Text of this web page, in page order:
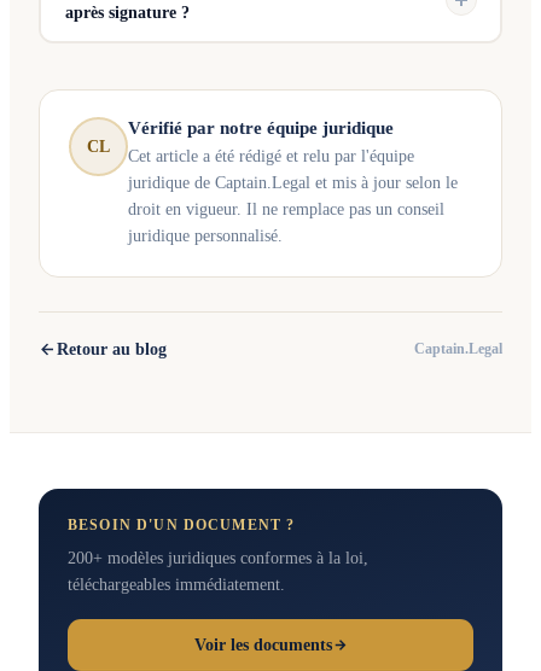
après signature ?
CL
Vérifié par notre équipe juridique
Cet article a été rédigé et relu par l'équipe
juridique de Captain.Legal et mis à jour selon le
droit en vigueur. Il ne remplace pas un conseil
juridique personnalisé.
Retour au blog Captain.Legal
BESOIN D'UN DOCUMENT ?
200+ modèles juridiques conformes à la loi,
téléchargeables immédiatement.
Voir les documents